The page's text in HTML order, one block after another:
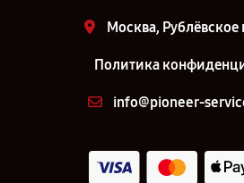
Москва, Рублёвское
Политика
info@pioneer-